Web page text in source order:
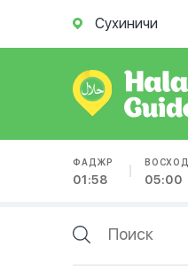
Сухиничи
ФАДЖР
01:58
ВОСХОД
05:00